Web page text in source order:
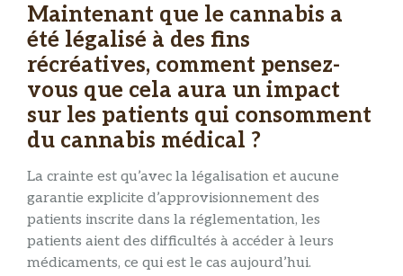
Maintenant que le cannabis a
été légalisé à des fins
récréatives, comment pensez-
vous que cela aura un impact
sur les patients qui consomment
du cannabis médical ?
La crainte est qu’avec la légalisation et aucune
garantie explicite d’approvisionnement des
patients inscrite dans la réglementation, les
patients aient des difficultés à accéder à leurs
médicaments, ce qui est le cas aujourd’hui.